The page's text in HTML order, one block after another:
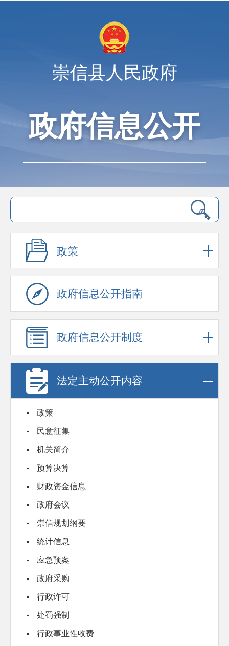
崇信县人民政府
政府信息公开
政策
政府信息公开指南
政府信息公开制度
法定主动公开内容
政策
民意征集
机关简介
预算决算
财政资金信息
政府会议
崇信规划纲要
统计信息
应急预案
政府采购
行政许可
处罚强制
行政事业性收费